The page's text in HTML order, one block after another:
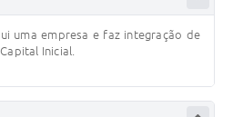
uma empresa e faz integração de
Inicial.